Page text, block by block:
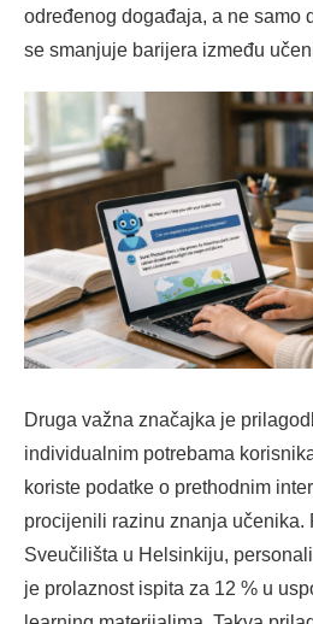
određenog događaja, a ne samo
se smanjuje barijera između
Druga važna značajka je
individualnim potrebama
koriste podatke o prethodnim
procijenili razinu znanja učenika.
Sveučilišta u Helsinkiju,
je prolaznost ispita za 12 % u